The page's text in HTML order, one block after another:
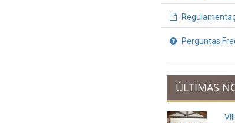
Prestação de
Lei Orgânica